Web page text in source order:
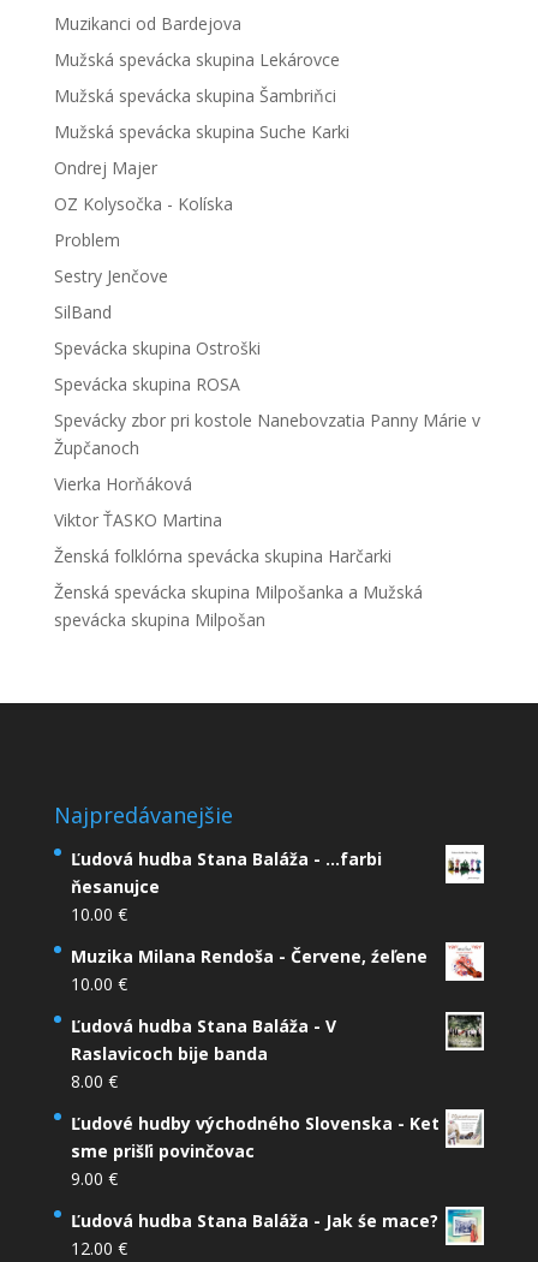
Muzikanci od Bardejova
Mužská spevácka skupina Lekárovce
Mužská spevácka skupina Šambriňci
Mužská spevácka skupina Suche Karki
Ondrej Majer
OZ Kolysočka - Kolíska
Problem
Sestry Jenčove
SilBand
Spevácka skupina Ostroški
Spevácka skupina ROSA
Spevácky zbor pri kostole Nanebovzatia Panny Márie v
Župčanoch
Vierka Horňáková
Viktor ŤASKO Martina
Ženská folklórna spevácka skupina Harčarki
Ženská spevácka skupina Milpošanka a Mužská
spevácka skupina Milpošan
Najpredávanejšie
Ľudová hudba Stana Baláža - ...farbi
ňesanujce
10.00 €
Muzika Milana Rendoša - Červene, źeľene
10.00 €
Ľudová hudba Stana Baláža - V
Raslavicoch bije banda
8.00 €
Ľudové hudby východného Slovenska - Ket
sme prišľi povinčovac
9.00 €
Ľudová hudba Stana Baláža - Jak śe mace?
12.00 €